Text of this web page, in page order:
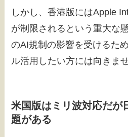
しかし、香港版にはApple
が制限されるという重大な
のAI規制の影響を受けるた
ル活用したい方には向きませ
米国版はミリ波対応だが
題がある